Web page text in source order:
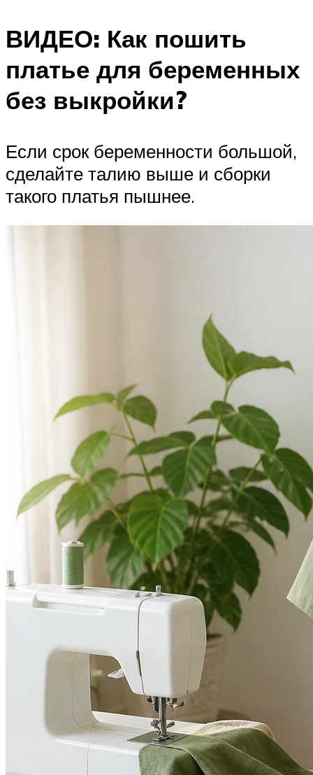
ВИДЕО: Как пошить
платье для беременных
без выкройки?
Если срок беременности большой,
сделайте талию выше и сборки
такого платья пышнее.